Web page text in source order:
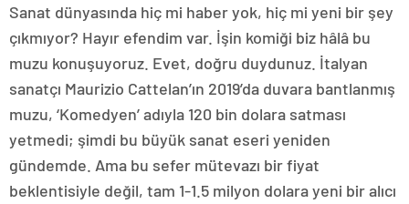
Sanat dünyasında hiç mi haber yok, hiç mi yeni bir şey
çıkmıyor? Hayır efendim var. İşin komiği biz hâlâ bu
muzu konuşuyoruz. Evet, doğru duydunuz. İtalyan
sanatçı Maurizio Cattelan’ın 2019’da duvara bantlanmış
muzu, ‘Komedyen’ adıyla 120 bin dolara satması
yetmedi; şimdi bu büyük sanat eseri yeniden
gündemde. Ama bu sefer mütevazı bir fiyat
beklentisiyle değil, tam 1-1.5 milyon dolara yeni bir alıcı